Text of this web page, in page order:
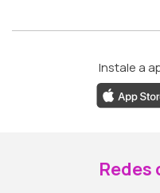
Instale a
Redes